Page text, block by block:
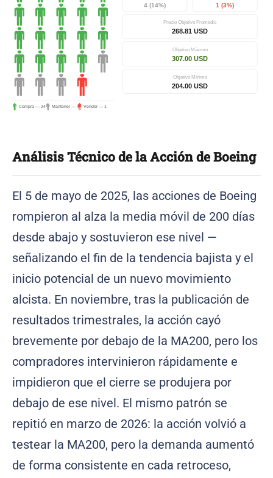
Compra — 24 Mantener — 4 Vender — 1
4 (14%) 1 (3%)
Precio Objetivo Promedio
268.81 USD
Objetivo Máximo
307.00 USD
Objetivo Mínimo
204.00 USD
Análisis Técnico de la Acción de Boeing
El 5 de mayo de 2025, las acciones de Boeing
rompieron al alza la media móvil de 200 días
desde abajo y sostuvieron ese nivel —
señalizando el fin de la tendencia bajista y el
inicio potencial de un nuevo movimiento
alcista. En noviembre, tras la publicación de
resultados trimestrales, la acción cayó
brevemente por debajo de la MA200, pero los
compradores intervinieron rápidamente e
impidieron que el cierre se produjera por
debajo de ese nivel. El mismo patrón se
repitió en marzo de 2026: la acción volvió a
testear la MA200, pero la demanda aumentó
de forma consistente en cada retroceso,